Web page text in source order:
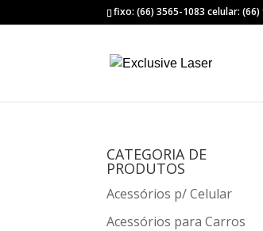
fixo: (66) 3565-1083 celular: (66)
CATEGORIA DE
PRODUTOS
Acessórios p/ Celular
Acessórios para Carros